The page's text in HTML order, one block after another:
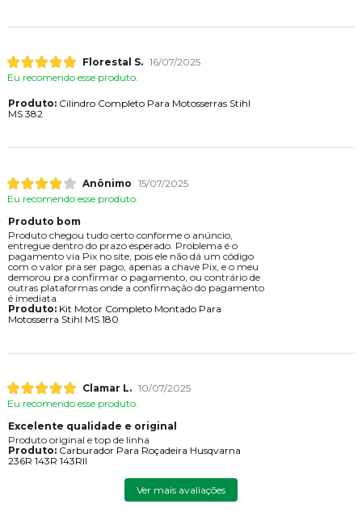
Florestal S. 16/07/2025
Eu recomendo esse produto.
Produto:Cilindro Completo Para Motosserras Stihl
MS 382
Anônimo 15/07/2025
Eu recomendo esse produto.
Produto bom
Produto chegou tudo certo conforme o anúncio,
entregue dentro do prazo esperado. Problema é o
pagamento via Pix no site, pois ele não dá um código
com o valor pra ser pago, apenas a chave Pix, e o meu
demorou pra confirmar o pagamento, ou contrário de
outras plataformas onde a confirmação do pagamento
é imediata.
Produto:Kit Motor Completo Montado Para
Motosserra Stihl MS 180
Clamar L. 10/07/2025
Eu recomendo esse produto.
Excelente qualidade e original
Produto original e top de linha
Produto:Carburador Para Roçadeira Husqvarna
236R 143R 143RII
Ver mais avaliações